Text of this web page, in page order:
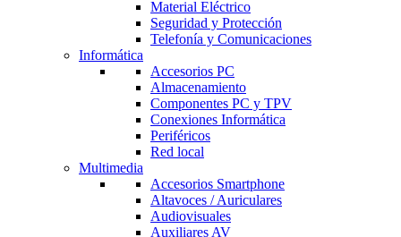
Material Eléctrico
Seguridad y Protección
Telefonía y Comunicaciones
Informática
Accesorios PC
Almacenamiento
Componentes PC y TPV
Conexiones Informática
Periféricos
Red local
Multimedia
Accesorios Smartphone
Altavoces / Auriculares
Audiovisuales
Auxiliares AV